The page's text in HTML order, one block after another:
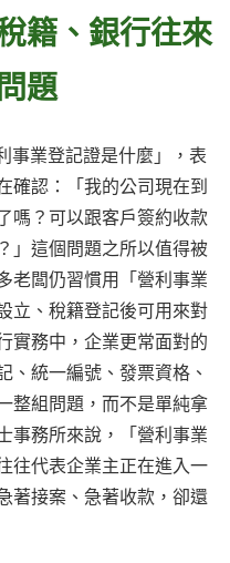
籍、銀行往來
題
事業登記證是什麼」，表
確認：「我的公司現在到
嗎？可以跟客戶簽約收款
」這個問題之所以值得被
老闆仍習慣用「營利事業
立、稅籍登記後可用來對
實務中，企業更常面對的
、統一編號、發票資格、
整組問題，而不是單純拿
事務所來說，「營利事業
往代表企業主正在進入一
著接案、急著收款，卻還